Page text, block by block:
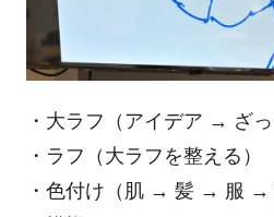
・大ラフ（アイデア → ざっ
・ラフ（大ラフを整える）
・色付け（肌 → 髪 → 服